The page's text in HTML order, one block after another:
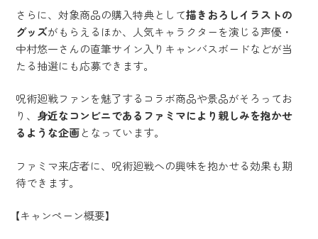
さらに、対象商品の購入特典として描きおろしイラストの
グッズがもらえるほか、人気キャラクターを演じる声優・
中村悠一さんの直筆サイン入りキャンバスボードなどが当
たる抽選にも応募できます。
呪術廻戦ファンを魅了するコラボ商品や景品がそろってお
り、 身近なコンビニであるファミマにより親しみを抱かせ
るような企画となっています。
ファミマ来店者に、呪術廻戦への興味を抱かせる効果も期
待できます。
【キャンペーン概要】